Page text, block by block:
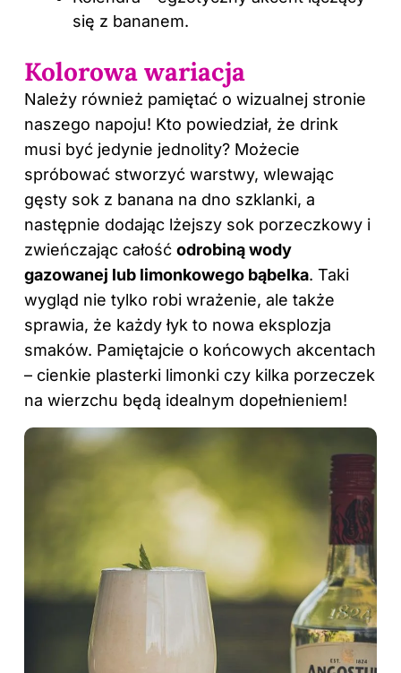
się z bananem.
Kolorowa wariacja
Należy również pamiętać o wizualnej stronie
naszego napoju! Kto powiedział, że drink
musi być jedynie jednolity? Możecie
spróbować stworzyć warstwy, wlewając
gęsty sok z banana na dno szklanki, a
następnie dodając lżejszy sok porzeczkowy i
zwieńczając całość odrobiną wody
gazowanej lub limonkowego bąbelka. Taki
wygląd nie tylko robi wrażenie, ale także
sprawia, że każdy łyk to nowa eksplozja
smaków. Pamiętajcie o końcowych akcentach
– cienkie plasterki limonki czy kilka porzeczek
na wierzchu będą idealnym dopełnieniem!